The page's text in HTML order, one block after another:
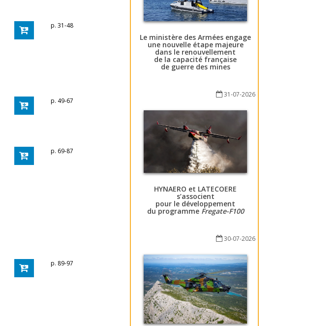
p. 31-48
p. 49-67
p. 69-87
p. 89-97
Le ministère des Armées engage
une nouvelle étape majeure
dans le renouvellement
de la capacité française
de guerre des mines
31-07-2026
HYNAERO et LATECOERE
s’associent
pour le développement
du programme Fregate-F100
30-07-2026